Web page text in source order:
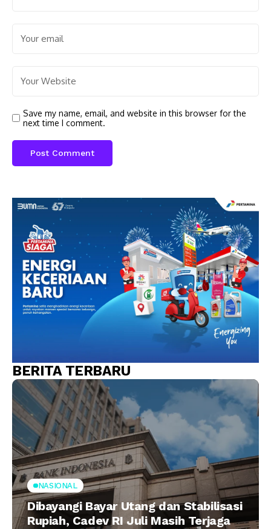
Save my name, email, and website in this browser for the
next time I comment.
BERITA TERBARU
NASIONAL
Dibayangi Bayar Utang dan Stabilisasi
Rupiah, Cadev RI Juli Masih Terjaga